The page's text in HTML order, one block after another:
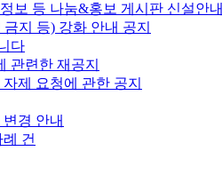
보 등 나눔&홍보 게시판 신설안내
지 등) 강화 안내 공지
다
관련한 재공지
제 요청에 관한 공지
경 안내
건